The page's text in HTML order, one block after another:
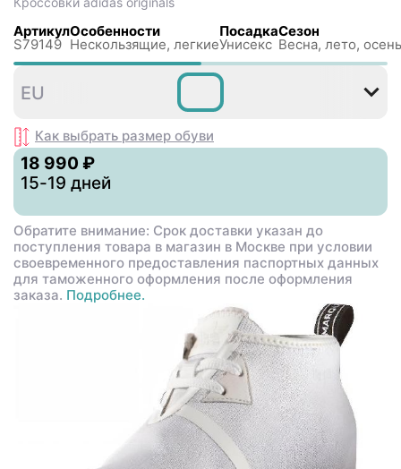
Артикул
S79149
Особенности
Нескользящиe, легкие
Посадка
Унисекс
Сезон
Весна, лето,
EU
Как выбрать размер обуви
18 990 ₽
15-19 дней
Обратите внимание: Срок доставки указан до
поступления товара в магазин в Москве при условии
своевременного предоставления паспортных данных
для таможенного оформления после оформления
заказа. Подробнее.